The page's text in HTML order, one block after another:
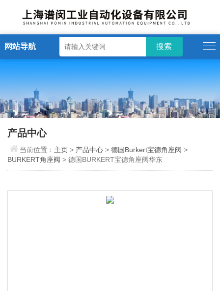
网站导航
产品中心
当前位置： 主页> 产品中心 >德国Burkert宝德角座阀 >
BURKERT角座阀 > 德国BURKERT宝德角座阀华东